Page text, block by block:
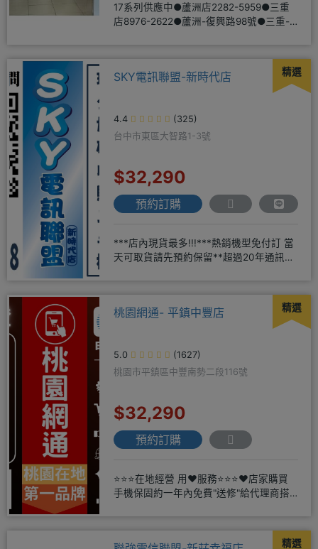
17系列供應中●蘆洲店2282-5959●三重
店8976-2622●蘆洲-復興路98號●三重-
精選
SKY電訊聯盟-新時代店
4.4
(325)
台中市東區大智路1-3號
$32,290
預約訂購
***店內現貨最多!!!***熱銷機型免付訂 當
天可取貨請先預約保留**超過20年通訊經
精選
桃園網通- 平鎮中豐店
5.0
(1627)
桃園市平鎮區中豐南勢二段116號
$32,290
預約訂購
⭐⭐⭐在地經營 用❤️服務⭐⭐⭐❤️店家購買
手機保固約一年內免費"送修"給代理商搭
精選